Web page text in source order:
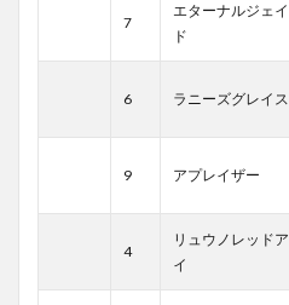
7
エターナルジェイ
ド
6 ラニーズグレイス
9 アプレイザー
4
リュウノレッドア
イ